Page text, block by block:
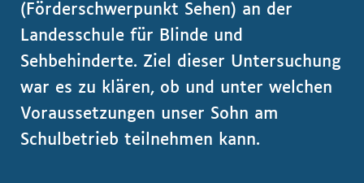
(Förderschwerpunkt Sehen) an der
Landesschule für Blinde und
Sehbehinderte. Ziel dieser Untersuchung
war es zu klären, ob und unter welchen
Voraussetzungen unser Sohn am
Schulbetrieb teilnehmen kann.